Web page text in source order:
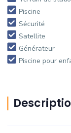
Piscine
Sécurité
Satellite
Générateur
Piscine pour